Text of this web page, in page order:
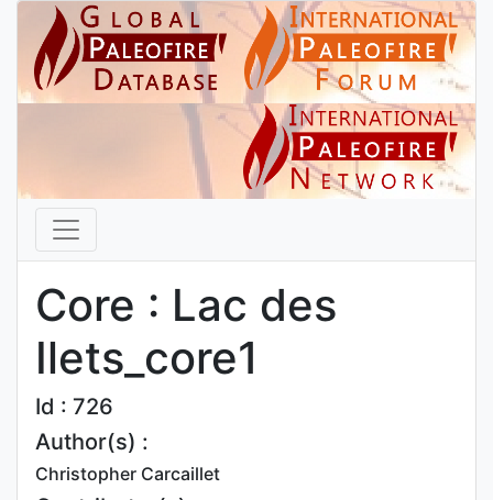
Core : Lac des
Ilets_core1
Id : 726
Author(s) :
Christopher Carcaillet